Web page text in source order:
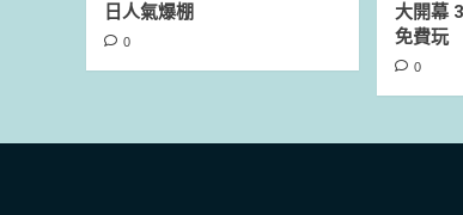
日人氣爆棚
0
大開幕
免費玩
0